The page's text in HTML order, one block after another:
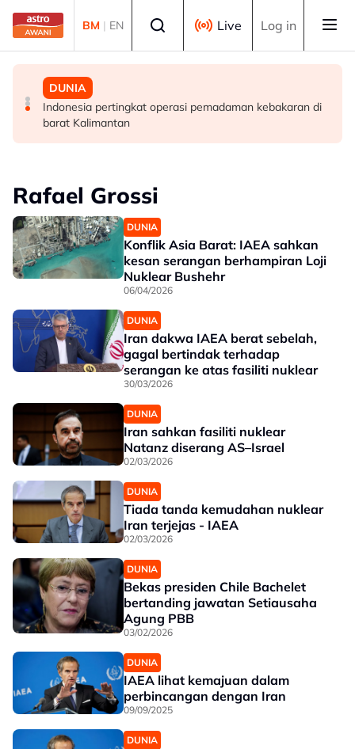
Skip to main content
BM | EN Live Log in
MALAYSIA
MCKK perlu lakar semula peranan dalam era moden -
Sultan Nazrin
DUNIA
Finland tutup semua laluan haiwan di sempadan dengan
Rusia susulan demam babi Afrika
DUNIA
Indonesia pertingkat operasi pemadaman kebakaran di
barat Kalimantan
Rafael Grossi
DUNIA
Konflik Asia Barat: IAEA sahkan
kesan serangan berhampiran Loji
Nuklear Bushehr
06/04/2026
DUNIA
Iran dakwa IAEA berat sebelah,
gagal bertindak terhadap
serangan ke atas fasiliti nuklear
30/03/2026
DUNIA
Iran sahkan fasiliti nuklear
Natanz diserang AS–Israel
02/03/2026
DUNIA
Tiada tanda kemudahan nuklear
Iran terjejas - IAEA
02/03/2026
DUNIA
Bekas presiden Chile Bachelet
bertanding jawatan Setiausaha
Agung PBB
03/02/2026
DUNIA
IAEA lihat kemajuan dalam
perbincangan dengan Iran
09/09/2025
DUNIA